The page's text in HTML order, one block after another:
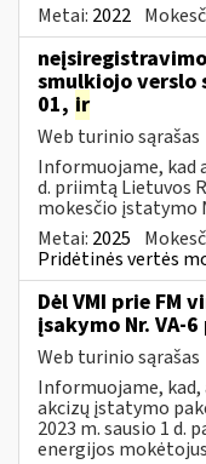
Metai: 2022
smulkiojo verslo
01, ir
Web turinio sąrašas
Informuojame, kad
d. priimtą Lietuvos
mokesčio įstatymo
Metai: 2025
Pridėtinės vertės
Dėl VMI prie FM
įsakymo Nr. VA-
Web turinio sąrašas
Informuojame,
akcizų įstatymo
2023 m. sausio 1 d.
energijos